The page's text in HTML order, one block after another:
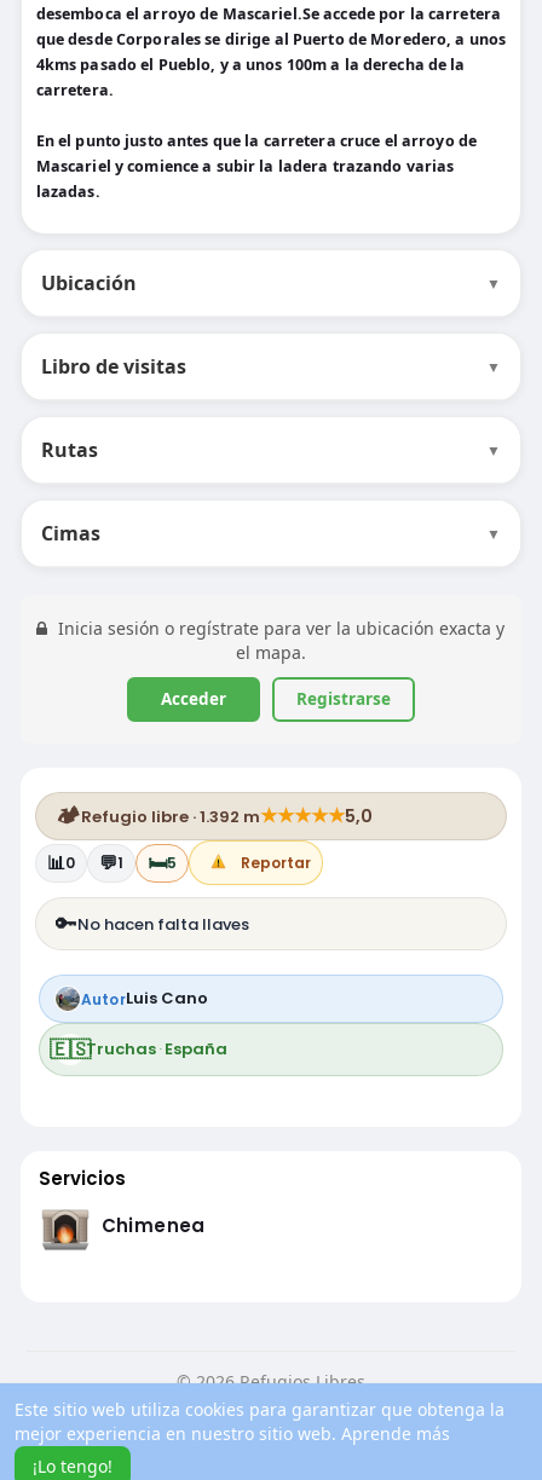
Este sitio web utiliza cookies para garantizar que obtenga la
mejor experiencia en nuestro sitio web. Aprende más
¡Lo tengo!
desemboca el arroyo de Mascariel.Se accede por la carretera
que desde Corporales se dirige al Puerto de Moredero, a unos
4kms pasado el Pueblo, y a unos 100m a la derecha de la
carretera.
En el punto justo antes que la carretera cruce el arroyo de
Mascariel y comience a subir la ladera trazando varias
lazadas.
Ubicación ▼
Libro de visitas ▼
Rutas ▼
Cimas ▼
Inicia sesión o regístrate para ver la ubicación exacta y
el mapa.
Acceder Registrarse
🏕️Refugio libre · 1.392 m★★★★★5,0
📊0 💬1 🛏️5 Reportar
🔑No hacen falta llaves
AutorLuis Cano
🇪🇸Truchas·España
Servicios
Chimenea
© 2026 Refugios Libres
Inicio
Conocenos Contacto
Política de privacidad
Condiciones de uso
Blog
Más información